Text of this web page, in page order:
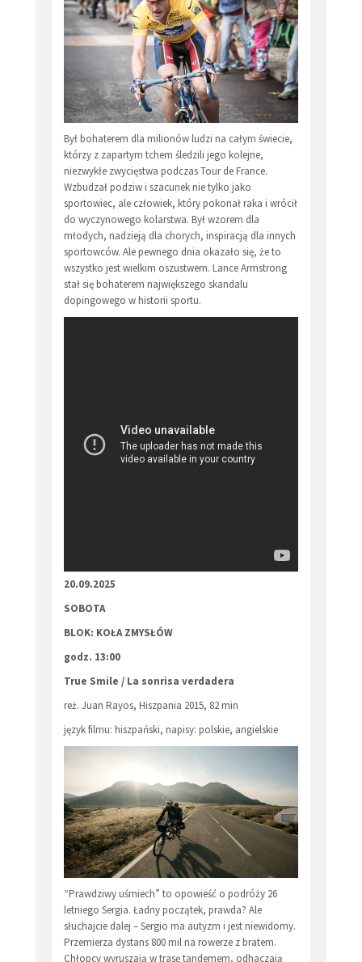
Był bohaterem dla milionów ludzi na całym świecie,
którzy z zapartym tchem śledzili jego kolejne,
niezwykłe zwycięstwa podczas Tour de France.
Wzbudzał podziw i szacunek nie tylko jako
sportowiec, ale człowiek, który pokonał raka i wrócił
do wyczynowego kolarstwa. Był wzorem dla
młodych, nadzieją dla chorych, inspiracją dla innych
sportowców. Ale pewnego dnia okazało się, że to
wszystko jest wielkim oszustwem. Lance Armstrong
stał się bohaterem największego skandalu
dopingowego w historii sportu.
20.09.2025
SOBOTA
BLOK: KOŁA ZMYSŁÓW
godz. 13:00
True Smile / La sonrisa verdadera
reż. Juan Rayos, Hiszpania 2015, 82 min
język filmu: hiszpański, napisy: polskie, angielskie
“Prawdziwy uśmiech” to opowieść o podróży 26
letniego Sergia. Ładny początek, prawda? Ale
słuchajcie dalej – Sergio ma autyzm i jest niewidomy.
Przemierza dystans 800 mil na rowerze z bratem.
Chłopcy wyruszają w trasę tandemem, odhaczają